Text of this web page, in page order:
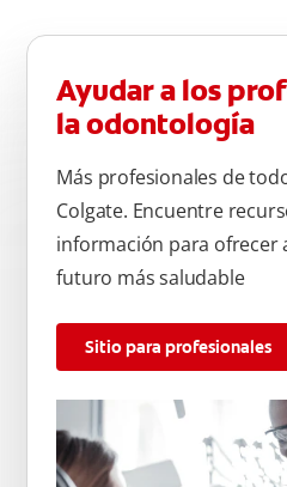
Ayudar a los
la odontología
Más profesionales de
Colgate. Encuentre
información para ofrecer
futuro más saludable
Sitio para profesionales